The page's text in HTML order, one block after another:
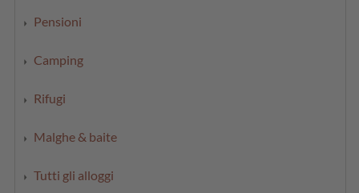
Pensioni
Camping
Rifugi
Malghe & baite
Tutti gli alloggi